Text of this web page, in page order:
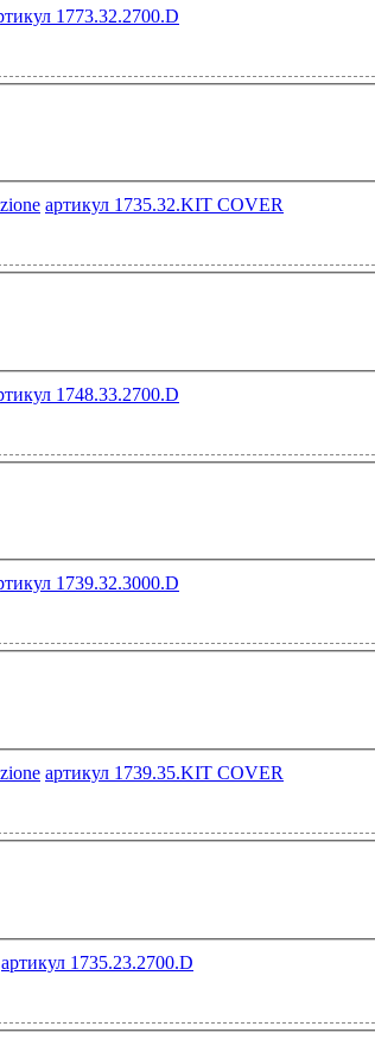
1773.32.2700.D
артикул 1735.32.KIT COVER
1748.33.2700.D
1739.32.3000.D
артикул 1739.35.KIT COVER
артикул 1735.23.2700.D